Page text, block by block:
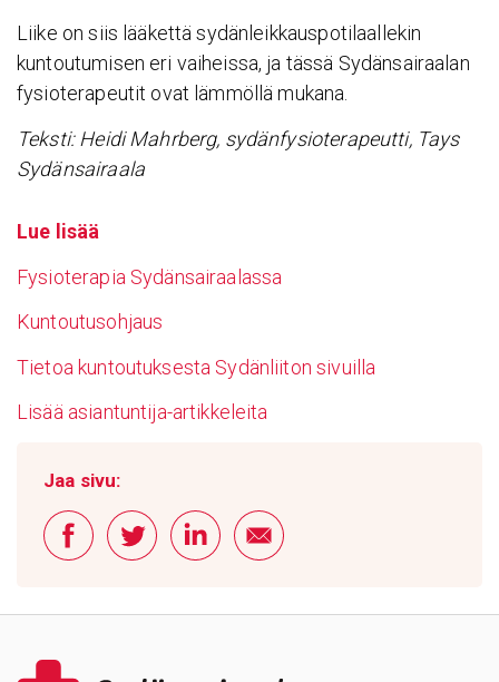
Liike on siis lääkettä sydänleikkauspotilaallekin
kuntoutumisen eri vaiheissa, ja tässä Sydänsairaalan
fysioterapeutit ovat lämmöllä mukana.
Teksti: Heidi Mahrberg, sydänfysioterapeutti, Tays
Sydänsairaala
Lue lisää
Fysioterapia Sydänsairaalassa
Kuntoutusohjaus
Tietoa kuntoutuksesta Sydänliiton sivuilla
Lisää asiantuntija-artikkeleita
Jaa sivu: